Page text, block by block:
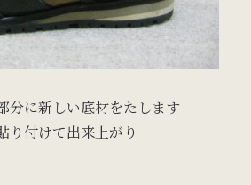
分に新しい底材をたします
り付けて出来上がり